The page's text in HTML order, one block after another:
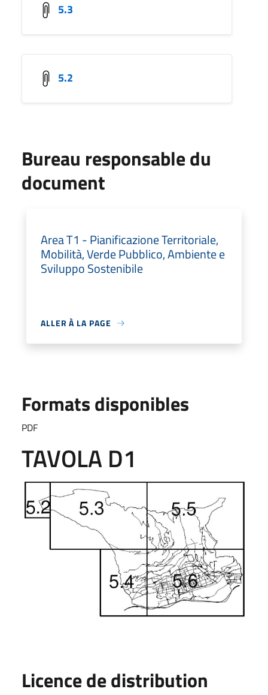
5.3
5.2
Bureau responsable du
document
Area T1 - Pianificazione Territoriale,
Mobilità, Verde Pubblico, Ambiente e
Sviluppo Sostenibile
ALLER À LA PAGE
Formats disponibles
PDF
TAVOLA D1
Licence de distribution